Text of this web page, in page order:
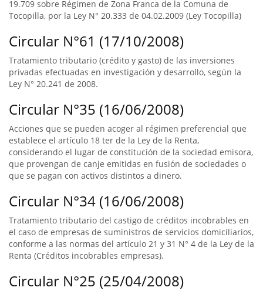
19.709 sobre Régimen de Zona Franca de la Comuna de
Tocopilla, por la Ley N° 20.333 de 04.02.2009 (Ley Tocopilla)
Circular N°61 (17/10/2008)
Tratamiento tributario (crédito y gasto) de las inversiones
privadas efectuadas en investigación y desarrollo, según la
Ley N° 20.241 de 2008.
Circular N°35 (16/06/2008)
Acciones que se pueden acoger al régimen preferencial que
establece el artículo 18 ter de la Ley de la Renta,
considerando el lugar de constitución de la sociedad emisora,
que provengan de canje emitidas en fusión de sociedades o
que se pagan con activos distintos a dinero.
Circular N°34 (16/06/2008)
Tratamiento tributario del castigo de créditos incobrables en
el caso de empresas de suministros de servicios domiciliarios,
conforme a las normas del artículo 21 y 31 N° 4 de la Ley de la
Renta (Créditos incobrables empresas).
Circular N°25 (25/04/2008)